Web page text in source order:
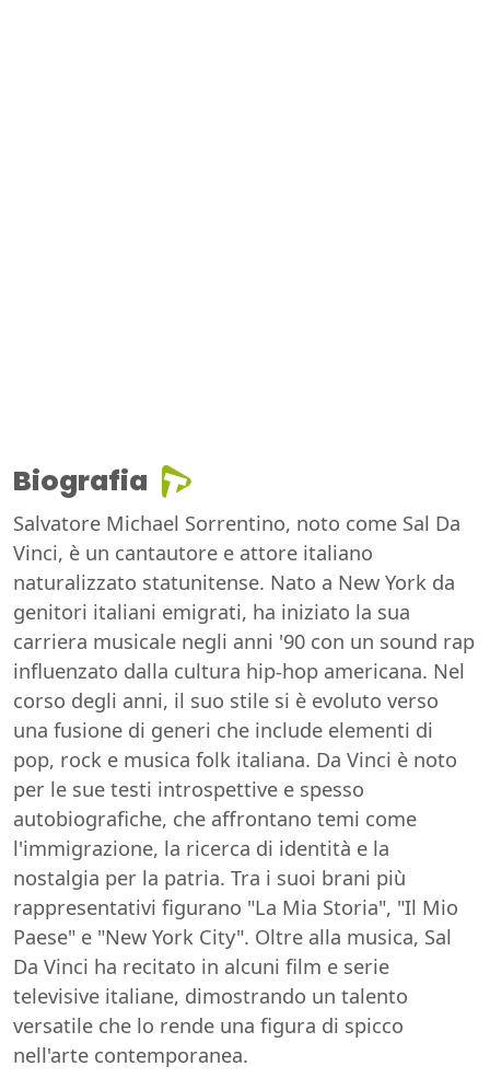
Biografia
Salvatore Michael Sorrentino, noto come Sal Da
Vinci, è un cantautore e attore italiano
naturalizzato statunitense. Nato a New York da
genitori italiani emigrati, ha iniziato la sua
carriera musicale negli anni '90 con un sound rap
influenzato dalla cultura hip-hop americana. Nel
corso degli anni, il suo stile si è evoluto verso
una fusione di generi che include elementi di
pop, rock e musica folk italiana. Da Vinci è noto
per le sue testi introspettive e spesso
autobiografiche, che affrontano temi come
l'immigrazione, la ricerca di identità e la
nostalgia per la patria. Tra i suoi brani più
rappresentativi figurano "La Mia Storia", "Il Mio
Paese" e "New York City". Oltre alla musica, Sal
Da Vinci ha recitato in alcuni film e serie
televisive italiane, dimostrando un talento
versatile che lo rende una figura di spicco
nell'arte contemporanea.